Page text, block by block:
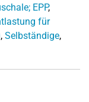
EPP,
für
, Selbständige,